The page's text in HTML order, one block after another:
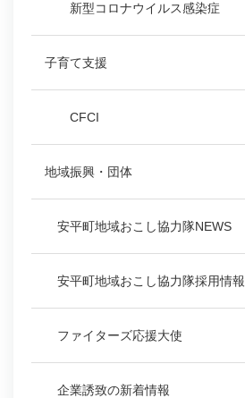
新型コロナウイルス感染症
子育て支援
CFCI
地域振興・団体
安平町地域おこし協力隊NEWS
安平町地域おこし協力隊採用情報
ファイターズ応援大使
企業誘致の新着情報